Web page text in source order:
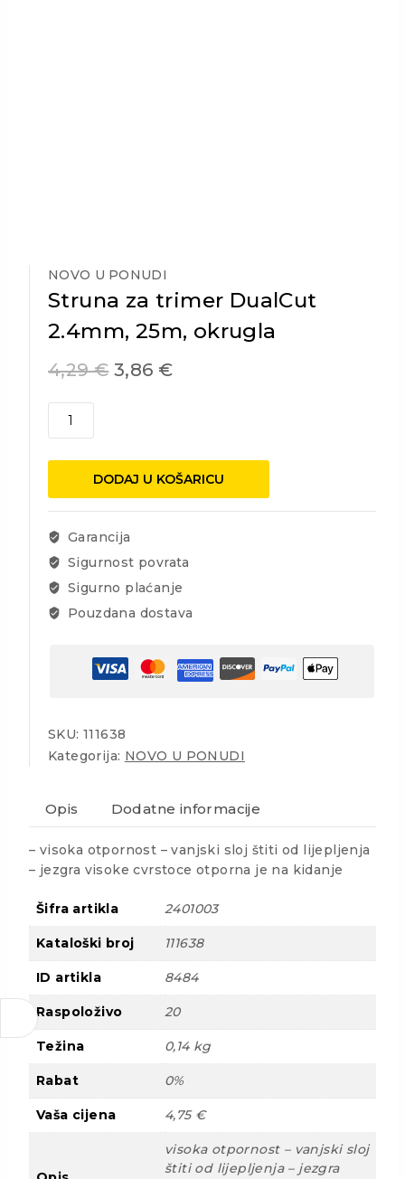
NOVO U PONUDI
Struna za trimer DualCut
2.4mm, 25m, okrugla
4,29€ 3,86 €
Struna
DualCut
25m,
okrugla
DODAJ U KOŠARICU
Garancija
Sigurnost povrata
Sigurno plaćanje
Pouzdana dostava
SKU: 111638
Kategorija: NOVO U PONUDI
Opis Dodatne informacije
– visoka otpornost – vanjski sloj štiti od lijepljenja
– jezgra visoke cvrstoce otporna je na kidanje
Šifra artikla 2401003
Kataloški broj 111638
ID artikla 8484
Raspoloživo 20
Težina 0,14 kg
Rabat 0%
Vaša cijena 4,75 €
visoka otpornost – vanjski sloj
štiti od lijepljenja – jezgra